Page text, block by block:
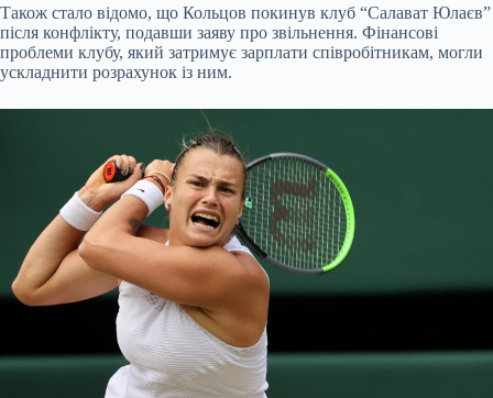
Також стало відомо, що Кольцов покинув клуб “Салават Юлаєв”
після конфлікту, подавши заяву про звільнення. Фінансові
проблеми клубу, який затримує зарплати співробітникам, могли
ускладнити розрахунок із ним.